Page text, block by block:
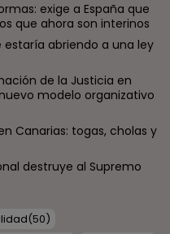
exige a España que
que ahora son interinos
estaría abriendo a una ley
de la Justicia en
modelo organizativo
Canarias: togas, cholas y
destruye al Supremo
(50)